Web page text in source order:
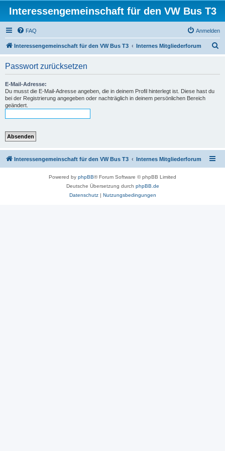
Interessengemeinschaft für den VW Bus T3
FAQ Anmelden
Interessengemeinschaft für den VW Bus T3 Internes Mitgliederforum
Passwort zurücksetzen
E-Mail-Adresse:
Du musst die E-Mail-Adresse angeben, die in deinem Profil hinterlegt ist. Diese hast du
bei der Registrierung angegeben oder nachträglich in deinem persönlichen Bereich
geändert.
Interessengemeinschaft für den VW Bus T3 Internes Mitgliederforum
Powered by phpBB® Forum Software © phpBB Limited
Deutsche Übersetzung durch phpBB.de
Datenschutz| Nutzungsbedingungen